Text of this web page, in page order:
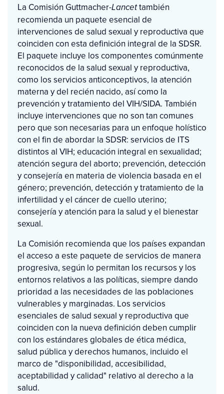
La Comisión Guttmacher-Lancettambién
recomienda un paquete esencial de
intervenciones de salud sexual y reproductiva que
coinciden con esta definición integral de la SDSR.
El paquete incluye los componentes comúnmente
reconocidos de la salud sexual y reproductiva,
como los servicios anticonceptivos, la atención
materna y del recién nacido, así como la
prevención y tratamiento del VIH/SIDA. También
incluye intervenciones que no son tan comunes
pero que son necesarias para un enfoque holístico
con el fin de abordar la SDSR: servicios de ITS
distintos al VIH; educación integral en sexualidad;
atención segura del aborto; prevención, detección
y consejería en materia de violencia basada en el
género; prevención, detección y tratamiento de la
infertilidad y el cáncer de cuello uterino;
consejería y atención para la salud y el bienestar
sexual.
La Comisión recomienda que los países expandan
el acceso a este paquete de servicios de manera
progresiva, según lo permitan los recursos y los
entornos relativos a las políticas, siempre dando
prioridad a las necesidades de las poblaciones
vulnerables y marginadas. Los servicios
esenciales de salud sexual y reproductiva que
coinciden con la nueva definición deben cumplir
con los estándares globales de ética médica,
salud pública y derechos humanos, incluido el
marco de "disponibilidad, accesibilidad,
aceptabilidad y calidad" relativo al derecho a la
salud.